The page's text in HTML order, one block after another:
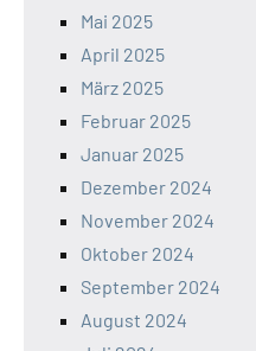
Mai 2025
April 2025
März 2025
Februar 2025
Januar 2025
Dezember 2024
November 2024
Oktober 2024
September 2024
August 2024